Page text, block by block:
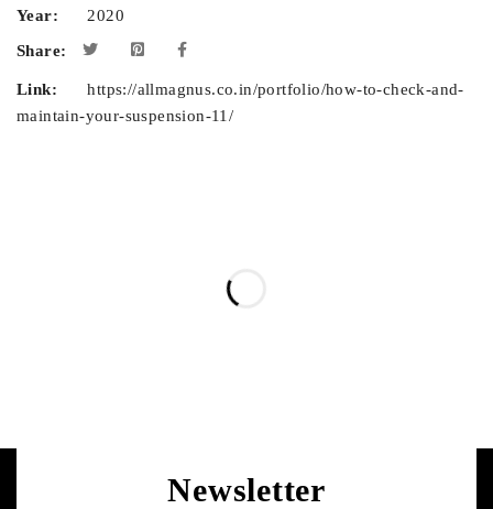
Year:
2020
Share:
Link:
https://allmagnus.co.in/portfolio/how-to-check-and-
maintain-your-suspension-11/
Newsletter